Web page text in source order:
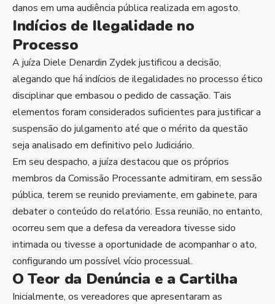
danos em uma audiência pública realizada em agosto.
Indícios de Ilegalidade no
Processo
A juíza Diele Denardin Zydek justificou a decisão,
alegando que há indícios de ilegalidades no processo ético
disciplinar que embasou o pedido de cassação. Tais
elementos foram considerados suficientes para justificar a
suspensão do julgamento até que o mérito da questão
seja analisado em definitivo pelo Judiciário.
Em seu despacho, a juíza destacou que os próprios
membros da Comissão Processante admitiram, em sessão
pública, terem se reunido previamente, em gabinete, para
debater o conteúdo do relatório. Essa reunião, no entanto,
ocorreu sem que a defesa da vereadora tivesse sido
intimada ou tivesse a oportunidade de acompanhar o ato,
configurando um possível vício processual.
O Teor da Denúncia e a Cartilha
Inicialmente, os vereadores que apresentaram as